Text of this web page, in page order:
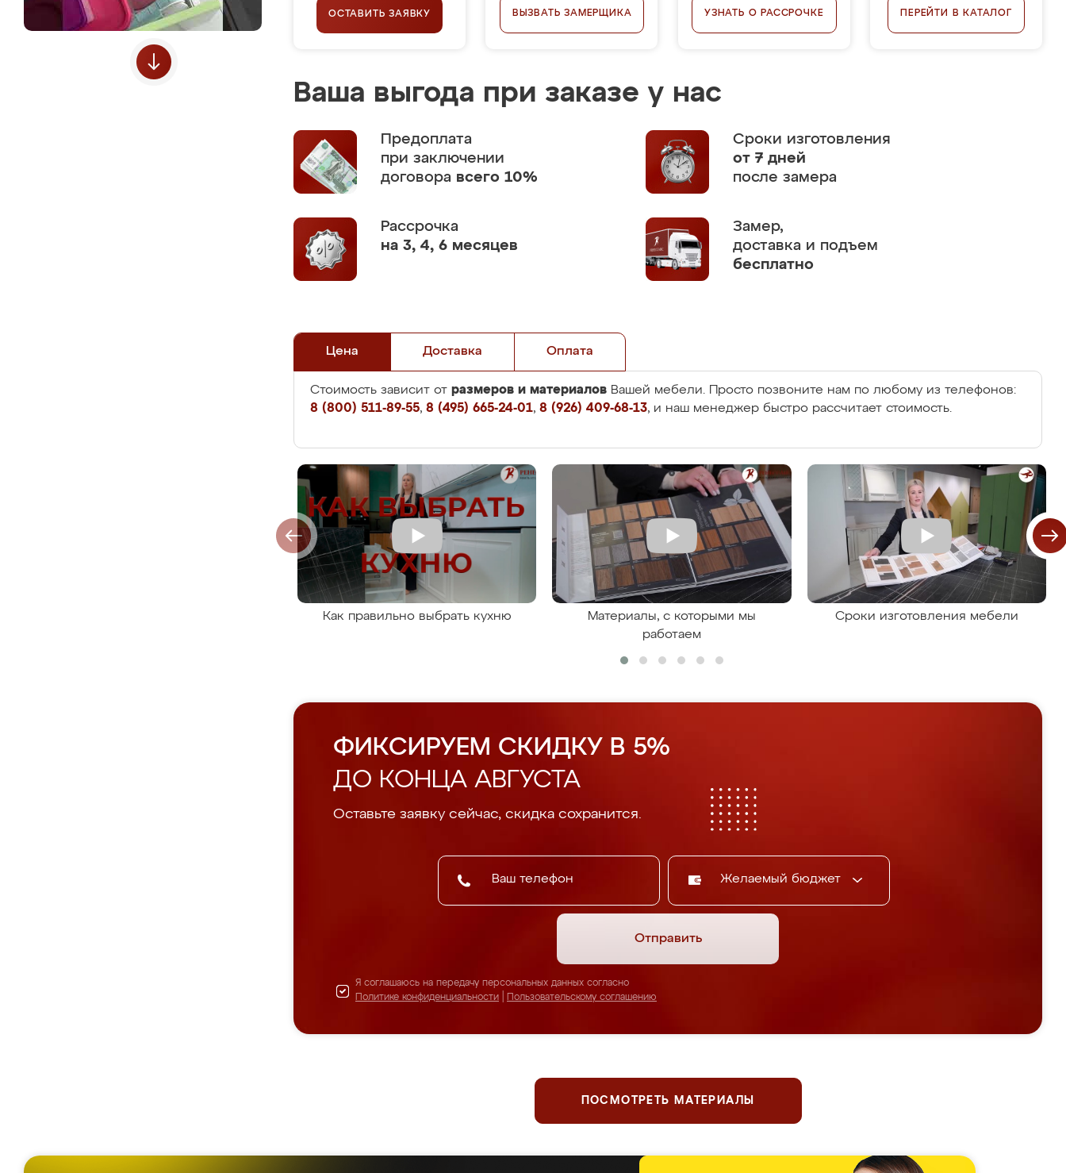
ОСТАВИТЬ ЗАЯВКУ ВЫЗВАТЬ ЗАМЕРЩИКА УЗНАТЬ О РАССРОЧКЕ ПЕРЕЙТИ В КАТАЛОГ
Ваша выгода при заказе у нас
Предоплата
при заключении
договора всего 10%
Сроки изготовления
от 7 дней
после замера
Рассрочка
на 3, 4, 6 месяцев
Замер,
доставка и подъем
бесплатно
Цена Доставка Оплата
Стоимость зависит от размеров и материалов Вашей мебели. Просто позвоните нам по любому из телефонов:
8 (800) 511-89-55, 8 (495) 665-24-01, 8 (926) 409-68-13, и наш менеджер быстро рассчитает стоимость.
Как правильно выбрать кухню
Материалы, с которыми мы
работаем
Сроки изготовления мебели
ФИКСИРУЕМ СКИДКУ В 5%
ДО КОНЦА АВГУСТА
Оставьте заявку сейчас, скидка сохранится.
Желаемый бюджет
Отправить
Я соглашаюсь на передачу персональных данных согласно
Политике конфиденциальности
Пользовательскому соглашению
ПОСМОТРЕТЬ МАТЕРИАЛЫ